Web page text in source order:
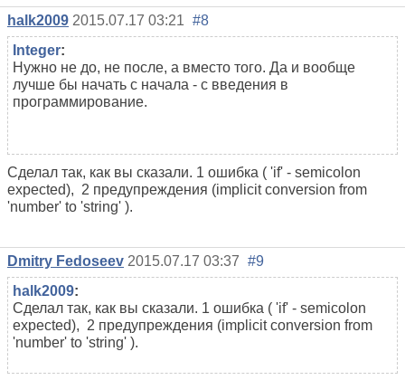
halk2009 2015.07.17 03:21 #8
Integer:
Нужно не до, не после, а вместо того. Да и вообще
лучше бы начать с начала - с введения в
программирование.
Сделал так, как вы сказали. 1 ошибка ( 'if' - semicolon
expected), 2 предупреждения (implicit conversion from
'number' to 'string' ).
Dmitry Fedoseev 2015.07.17 03:37 #9
halk2009:
Сделал так, как вы сказали. 1 ошибка ( 'if' - semicolon
expected), 2 предупреждения (implicit conversion from
'number' to 'string' ).